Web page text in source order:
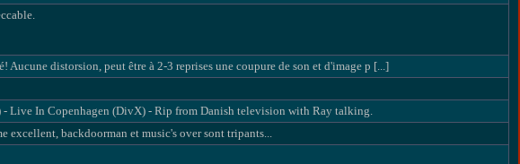
Aucune distorsion, peut être à 2-3 reprises une coupure de son et d'image p [...]
Live In Copenhagen (DivX) - Rip from Danish television with Ray talking.
excellent, backdoorman et music's over sont tripants...